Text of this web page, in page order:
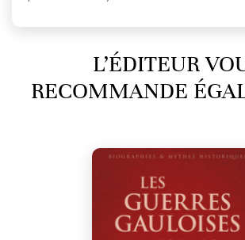
L’ÉDITEUR
RECOMMANDE